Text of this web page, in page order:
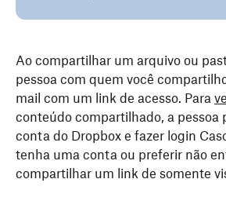
Ao compartilhar um arquivo ou
pessoa com quem você
mail com um link de acesso. Para
conteúdo compartilhado, a pessoa
conta do Dropbox e fazer login
tenha uma conta ou preferir não
compartilhar um link de somente